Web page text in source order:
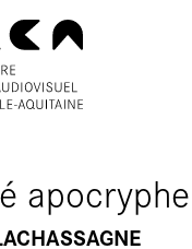
SKIP TO CONTENT
apocryphe